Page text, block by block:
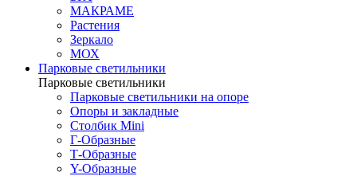
МАКРАМЕ
Растения
Зеркало
МОХ
Парковые светильники
Парковые светильники
Парковые светильники на опоре
Опоры и закладные
Столбик Mini
Г-Образные
Т-Образные
Y-Образные